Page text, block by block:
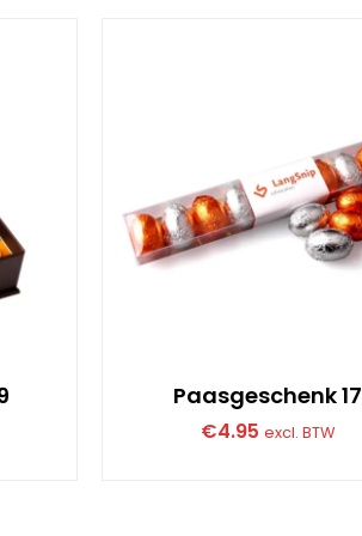
Paasgeschenk 17
€4.95 excl. BTW